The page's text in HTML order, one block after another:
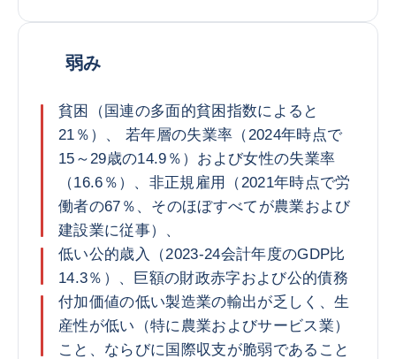
弱み
貧困（国連の多面的貧困指数によると
21％）、 若年層の失業率（2024年時点で
15～29歳の14.9％）および女性の失業率
（16.6％）、非正規雇用（2021年時点で労
働者の67％、そのほぼすべてが農業および
建設業に従事）、
低い公的歳入（2023-24会計年度のGDP比
14.3％）、巨額の財政赤字および公的債務
付加価値の低い製造業の輸出が乏しく、生
産性が低い（特に農業およびサービス業）
こと、ならびに国際収支が脆弱であること